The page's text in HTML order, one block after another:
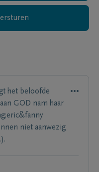
het beloofde
GOD nam haar
niet aanwezig